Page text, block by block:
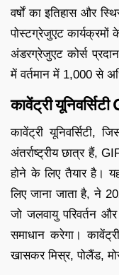
वर्षों का इतिहास और
पोस्टग्रेजुएट
अंडरग्रेजुएट कोर्स
में वर्तमान में 1,000 से
कावेंट्री
कावेंट्री
अंतर्राष्ट्रीय छात्र हैं,
होने के लिए तैयार है। यह
लिए जाना जाता है, ने
जो जलवायु परिवर्तन
समाधान करेगा।
खासकर मिस्र, पोलैंड,